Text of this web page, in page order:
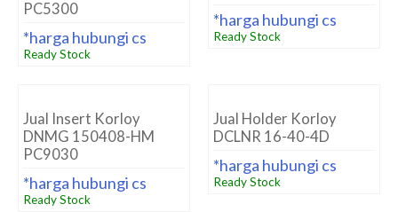
PC5300
*harga hubungi cs
Ready Stock
*harga hubungi cs
Ready Stock
Jual Insert Korloy
DNMG 150408-HM
PC9030
*harga hubungi cs
Ready Stock
Jual Holder Korloy
DCLNR 16-40-4D
*harga hubungi cs
Ready Stock